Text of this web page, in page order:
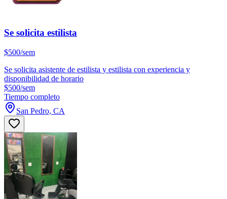
Se solicita estilista
$500/sem
Se solicita asistente de estilista y estilista con experiencia y
disponibilidad de horario
$500/sem
Tiempo completo
San Pedro, CA